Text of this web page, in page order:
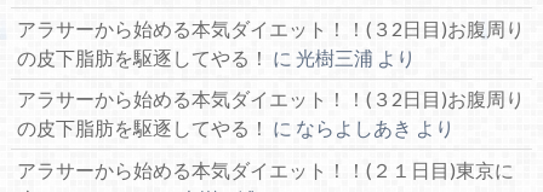
アラサーから始める本気ダイエット！！(３2日目)お腹周り
の皮下脂肪を駆逐してやる！ に 光樹三浦 より
アラサーから始める本気ダイエット！！(３2日目)お腹周り
の皮下脂肪を駆逐してやる！ に ならよしあき より
アラサーから始める本気ダイエット！！(２１日目)東京に